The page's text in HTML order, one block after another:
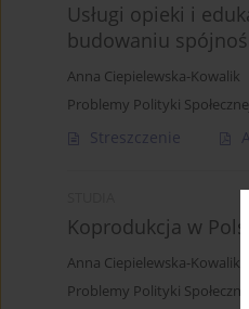
Usługi opieki i
budowaniu
Anna Ciepielewska-Kowalik
Problemy Polityki
Streszczenie
Koprodukcja w
Anna Ciepielewska-Kowalik
Problemy Polityki